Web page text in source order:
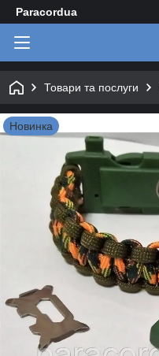
Paracordua
Товари та послуги
Новинка